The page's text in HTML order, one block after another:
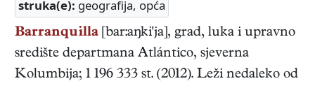
struka(e): geografija, opća
Barranquilla [bar:aŋki'ja], grad, luka i upravno
središte departmana Atlántico, sjeverna
Kolumbija; 1 196 333 st. (2012). Leži nedaleko od